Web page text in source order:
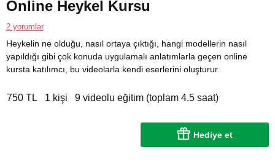
Online Heykel Kursu
2 yorumlar
Heykelin ne olduğu, nasıl ortaya çıktığı, hangi modellerin nasıl
yapıldığı gibi çok konuda uygulamalı anlatımlarla geçen online
kursta katılımcı, bu videolarla kendi eserlerini oluşturur.
750 TL 1 kişi 9 videolu eğitim (toplam 4.5 saat)
Hediye et